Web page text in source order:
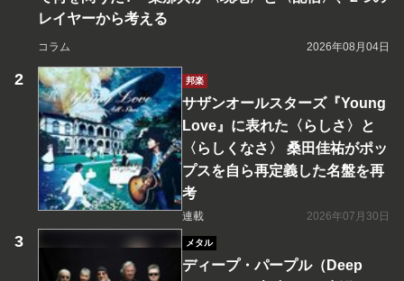
レイヤーから考える
コラム 2026年08月04日
邦楽
サザンオールスターズ『Young
Love』に表れた〈らしさ〉と
〈らしくなさ〉 桑田佳祐がポッ
プスを自ら再定義した名盤を再
考
連載 2026年07月30日
メタル
ディープ・パープル（Deep